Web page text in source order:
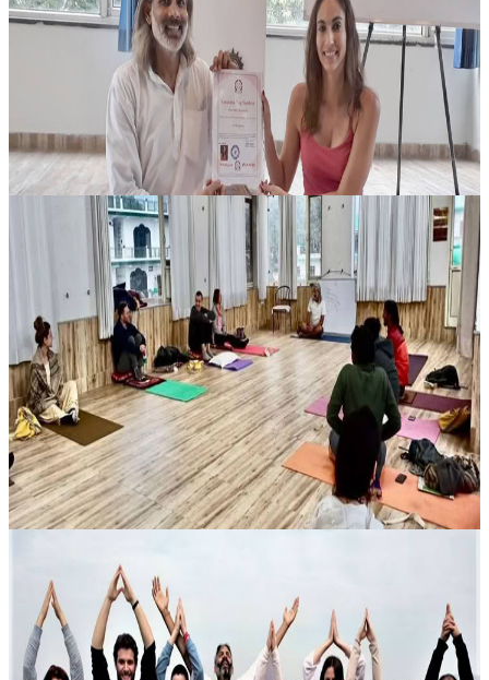
Questo ritiro è pensato per allenare e affinare la mente attraverso
diverse tecniche di meditazione, offrendo ai partecipanti
l’opportunità di entrare in contatto con l’esperienza meditativa in
11 agosto 2026 07:30
Rishikesh, India
Corso di formazione insegnanti di Bhakti Yoga di
300 ore a Rishikesh, India
Questo percorso residenziale intensivo di 300 ore a Rishikesh è
pensato per unire studio teorico approfondito e pratica quotidiana in
un ambiente disciplinato e immersivo. La formazione accompagna
gli...
3300,00 €
11 agosto 2026 07:30
Rishikesh, India
100 Ore di Formazione di Yoga per Bambini Ritiro
a Rishikesh – 10 Giorni